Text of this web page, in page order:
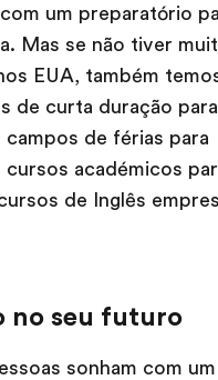
um preparatório
Mas se não tiver
EUA, também
de curta duração
campos de férias para
académicos
de Inglês
no seu futuro
sonham com